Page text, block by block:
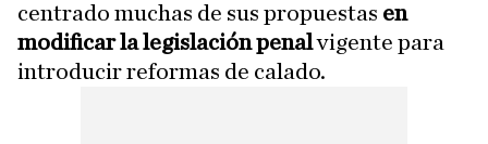
centrado muchas de sus propuestas en
modificar la legislación penalvigente para
introducir reformas de calado.